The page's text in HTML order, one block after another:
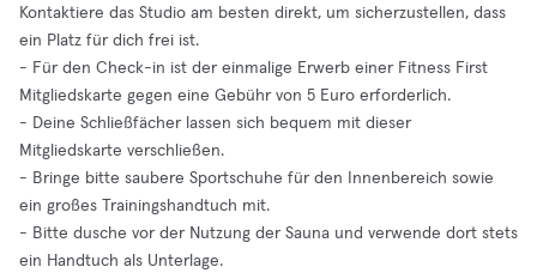
Kontaktiere das Studio am besten direkt, um sicherzustellen, dass
ein Platz für dich frei ist.
- Für den Check-in ist der einmalige Erwerb einer Fitness First
Mitgliedskarte gegen eine Gebühr von 5 Euro erforderlich.
- Deine Schließfächer lassen sich bequem mit dieser
Mitgliedskarte verschließen.
- Bringe bitte saubere Sportschuhe für den Innenbereich sowie
ein großes Trainingshandtuch mit.
- Bitte dusche vor der Nutzung der Sauna und verwende dort stets
ein Handtuch als Unterlage.